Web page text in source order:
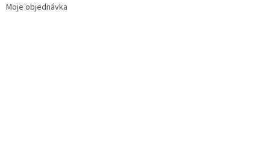
Moje objednávka